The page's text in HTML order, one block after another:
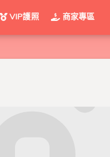
VIP護照 商家專區